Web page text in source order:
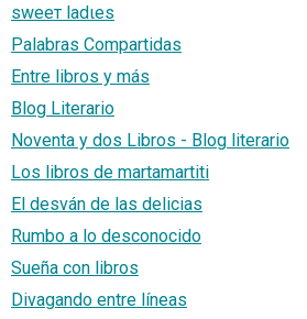
sweeт ladιeѕ
Palabras Compartidas
Entre libros y más
Blog Literario
Noventa y dos Libros - Blog literario
Los libros de martamartiti
El desván de las delicias
Rumbo a lo desconocido
Sueña con libros
Divagando entre líneas